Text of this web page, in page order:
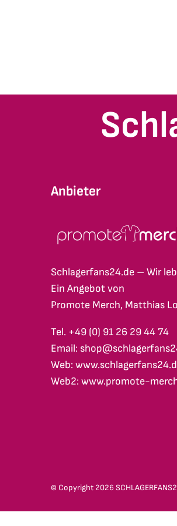
Anbieter
Schlagerfans24.de – Wir
Ein Angebot von
Promote Merch, Matthias
Tel. +49 (0) 91 26 29 44 74
Email:
Web:
Web2: www.promote-
© Copyright 2026